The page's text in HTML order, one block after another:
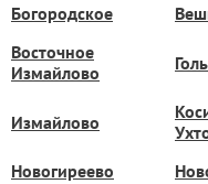
Богородское
Восточное
Измайлово
Измайлово
Новогиреево